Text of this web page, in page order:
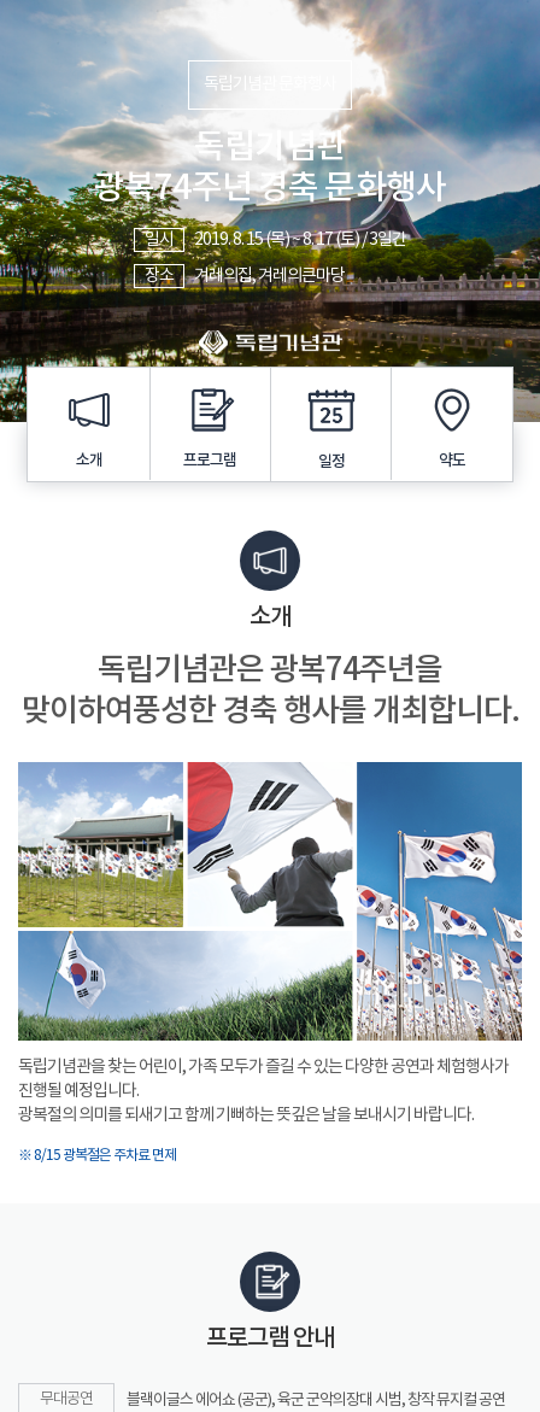
독립기념관 문화행사
독립기념관
광복74주년 경축 문화행사
일시
2019. 8. 15 (목) ~ 8. 17 (토) / 3일간
장소
겨레의집, 겨레의큰마당
소개 프로그램 일정 약도
소개
독립기념관은 광복74주년을
맞이하여 풍성한 경축 행사를 개최합니다.
독립기념관을 찾는 어린이, 가족 모두가 즐길 수 있는 다양한 공연과 체험행사가
진행될 예정입니다.
광복절의 의미를 되새기고 함께 기뻐하는 뜻깊은 날을 보내시기 바랍니다.
※ 8/15 광복절은 주차료 면제
프로그램 안내
무대공연
블랙이글스 에어쇼 (공군), 육군 군악의장대 시범, 창작 뮤지컬 공연